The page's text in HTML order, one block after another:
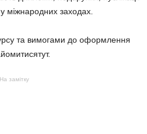
міжнародних заходах.
та вимогами до оформлення
На замітку